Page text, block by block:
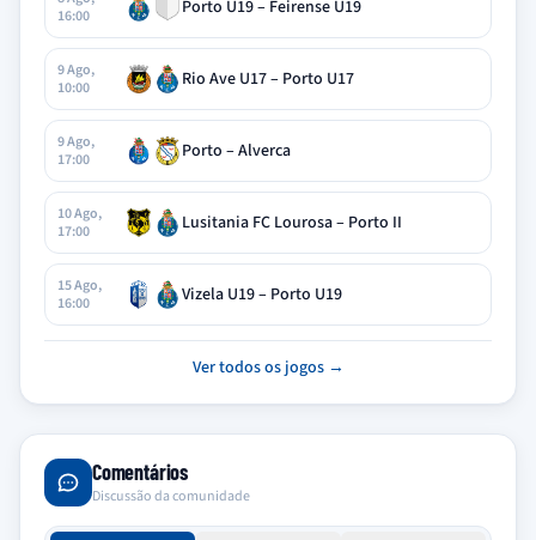
16:00
Porto U19 – Feirense U19
9 Ago,
10:00
Rio Ave U17 – Porto U17
9 Ago,
17:00
Porto – Alverca
10 Ago,
17:00
Lusitania FC Lourosa – Porto II
15 Ago,
16:00
Vizela U19 – Porto U19
Ver todos os jogos →
Comentários
Discussão da comunidade